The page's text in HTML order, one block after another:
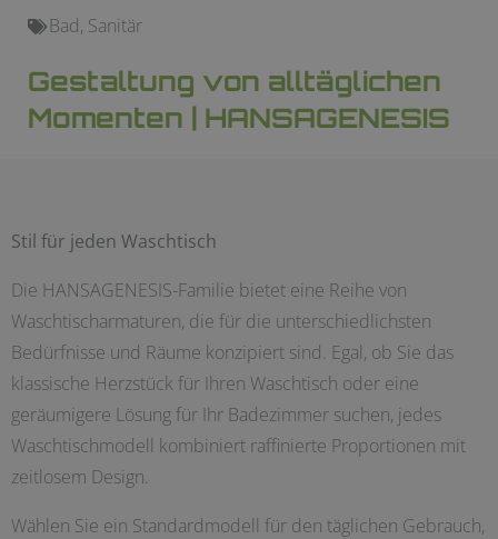
Bad, Sanitär
Gestaltung von alltäglichen
Momenten | HANSAGENESIS
Stil für jeden Waschtisch
Die HANSAGENESIS-Familie bietet eine Reihe von
Waschtischarmaturen, die für die unterschiedlichsten
Bedürfnisse und Räume konzipiert sind. Egal, ob Sie das
klassische Herzstück für Ihren Waschtisch oder eine
geräumigere Lösung für Ihr Badezimmer suchen, jedes
Waschtischmodell kombiniert raffinierte Proportionen mit
zeitlosem Design.
Wählen Sie ein Standardmodell für den täglichen Gebrauch,